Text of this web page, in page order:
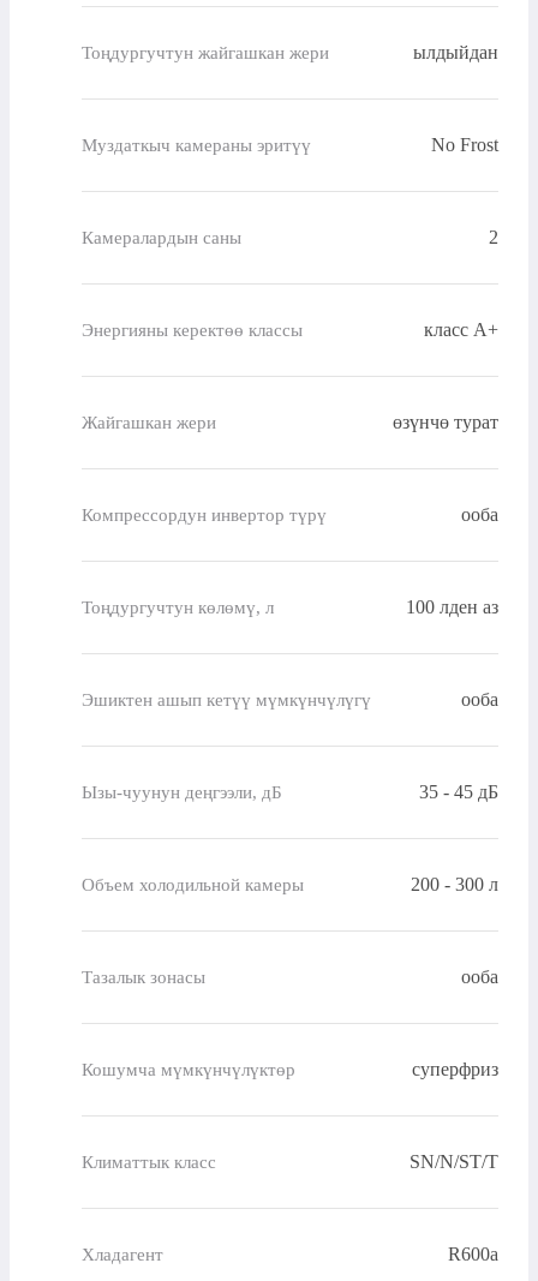
Тоңдургучтун жайгашкан жери ылдыйдан
Муздаткыч камераны эритүү No Frost
Камералардын саны 2
Энергияны керектөө классы класс A+
Жайгашкан жери өзүнчө турат
Компрессордун инвертор түрү ооба
Тоңдургучтун көлөмү, л 100 лден аз
Эшиктен ашып кетүү мүмкүнчүлүгү ооба
Ызы-чуунун деңгээли, дБ 35 - 45 дБ
Объем холодильной камеры 200 - 300 л
Тазалык зонасы ооба
Кошумча мүмкүнчүлүктөр суперфриз
Климаттык класс SN/N/ST/T
Хладагент R600a